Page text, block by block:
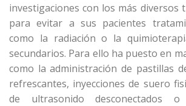
investigaciones con los más diversos
para evitar a sus pacientes
como la radiación o la
secundarios. Para ello ha puesto en
como la administración de pastillas
refrescantes, inyecciones de suero
de ultrasonido desconectados